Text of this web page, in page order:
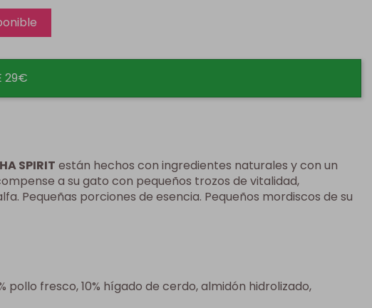
29€
SPIRIT están hechos con ingredientes naturales y con un
a su gato con pequeños trozos de vitalidad,
Pequeñas porciones de esencia. Pequeños mordiscos de su
pollo fresco, 10% hígado de cerdo, almidón hidrolizado,